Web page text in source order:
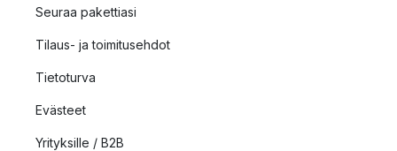
Seuraa pakettiasi
Tilaus- ja toimitusehdot
Tietoturva
Evästeet
Yrityksille / B2B